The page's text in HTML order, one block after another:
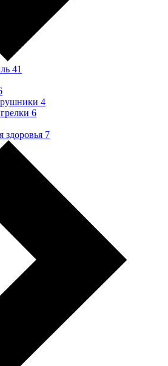
41
4
6
здоровья 7